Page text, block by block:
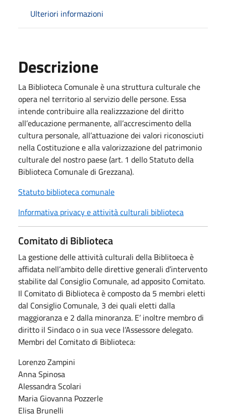
Ulteriori informazioni
Descrizione
La Biblioteca Comunale è una struttura culturale che
opera nel territorio al servizio delle persone. Essa
intende contribuire alla realizzzazione del diritto
all’educazione permanente, all’accrescimento della
cultura personale, all’attuazione dei valori riconosciuti
nella Costituzione e alla valorizzazione del patrimonio
culturale del nostro paese (art. 1 dello Statuto della
Biblioteca Comunale di Grezzana).
Statuto biblioteca comunale
Informativa privacy e attività culturali biblioteca
Comitato di Biblioteca
La gestione delle attività culturali della Biblitoeca è
affidata nell’ambito delle direttive generali d’intervento
stabilite dal Consiglio Comunale, ad apposito Comitato.
Il Comitato di Biblioteca è composto da 5 membri eletti
dal Consiglio Comunale, 3 dei quali eletti dalla
maggioranza e 2 dalla minoranza. E’ inoltre membro di
diritto il Sindaco o in sua vece l’Assessore delegato.
Membri del Comitato di Biblioteca:
Lorenzo Zampini
Anna Spinosa
Alessandra Scolari
Maria Giovanna Pozzerle
Elisa Brunelli